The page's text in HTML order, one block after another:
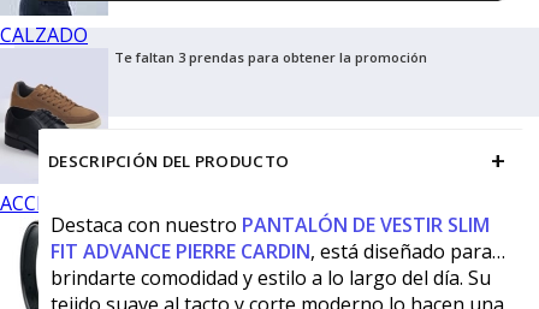
CALZADO
ACCESORIOS
Te faltan 3 prendas para obtener la promoción
DESCRIPCIÓN DEL PRODUCTO +
Destaca con nuestro PANTALÓN DE VESTIR SLIM
FIT ADVANCE PIERRE CARDIN, está diseñado para
brindarte comodidad y estilo a lo largo del día. Su